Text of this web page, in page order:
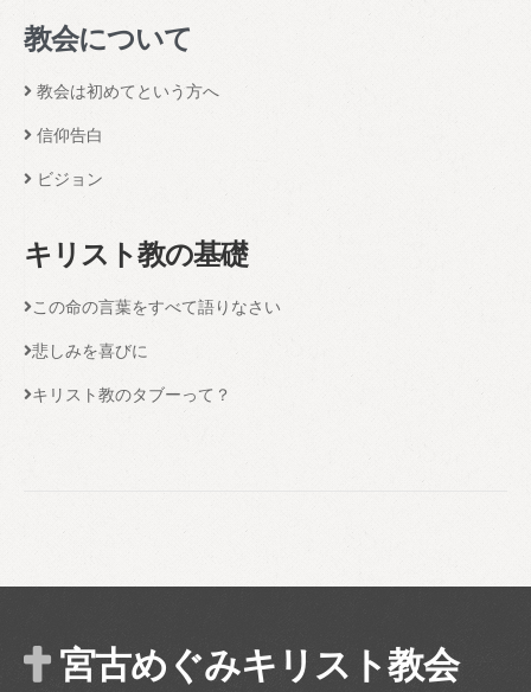
教会について
教会は初めてという方へ
信仰告白
ビジョン
キリスト教の基礎
この命の言葉をすべて語りなさい
悲しみを喜びに
キリスト教のタブーって？
宮古めぐみキリスト教会